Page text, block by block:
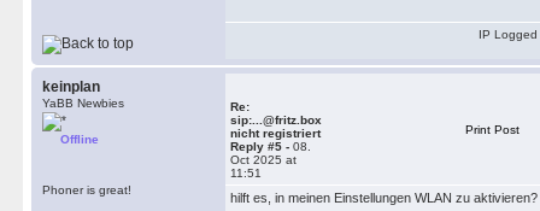
IP Logged
keinplan
YaBB Newbies
Offline
Phoner is great!
Re:
sip:...@fritz.box
nicht registriert
Reply #5 - 08.
Oct 2025 at
11:51
Print Post
hilft es, in meinen Einstellungen WLAN zu aktivieren?